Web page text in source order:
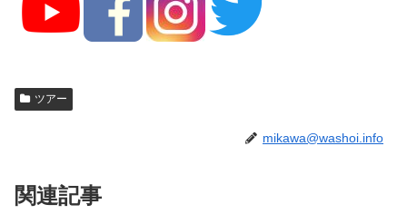
ツアー
mikawa@washoi.info
関連記事